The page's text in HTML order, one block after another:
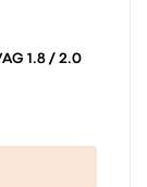
1.8 / 2.0